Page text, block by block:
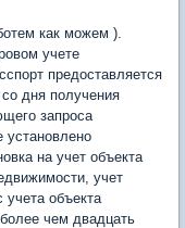
как можем ).
учете
предоставляется
дня получения
запроса
установлено
на учет объекта
учет
учета объекта
чем двадцать